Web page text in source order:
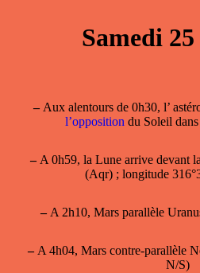
Samedi
–Aux alentours de 0h30, l’
l’opposition du Soleil
–A 0h59, la Lune arrive devant
(Aqr) ; longitude
–A 2h10, Mars parallèle
–A 4h04, Mars contre-parallèle
N/S)